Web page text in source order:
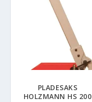
PLADESAKS
HOLZMANN HS 200